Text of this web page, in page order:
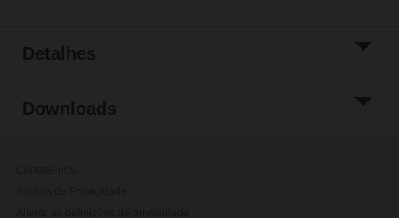
Detalhes
Downloads